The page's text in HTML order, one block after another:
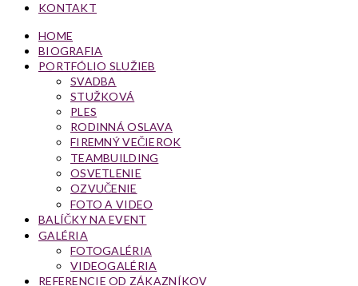
KONTAKT
HOME
BIOGRAFIA
PORTFÓLIO SLUŽIEB
SVADBA
STUŽKOVÁ
PLES
RODINNÁ OSLAVA
FIREMNÝ VEČIEROK
TEAMBUILDING
OSVETLENIE
OZVUČENIE
FOTO A VIDEO
BALÍČKY NA EVENT
GALÉRIA
FOTOGALÉRIA
VIDEOGALÉRIA
REFERENCIE OD ZÁKAZNÍKOV